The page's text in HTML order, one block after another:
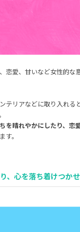
恋愛、甘いなど女性的な
テリアなどに取り入れる
を晴れやかにしたり、恋
す。
、心を落ち着けつか